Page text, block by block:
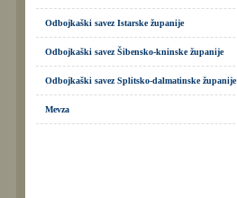
Odbojkaški savez Istarske županije
Odbojkaški savez Šibensko-kninske županije
Odbojkaški savez Splitsko-dalmatinske županije
Mevza